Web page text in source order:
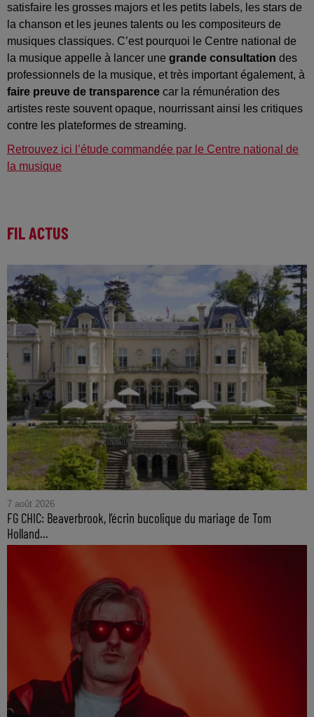
satisfaire les grosses majors et les petits labels, les stars de
la chanson et les jeunes talents ou les compositeurs de
musiques classiques. C’est pourquoi le Centre national de
la musique appelle à lancer une grande consultation des
professionnels de la musique, et très important également, à
faire preuve de transparence car la rémunération des
artistes reste souvent opaque, nourrissant ainsi les critiques
contre les plateformes de streaming.
Retrouvez ici l’étude commandée par le Centre national de
la musique
FIL ACTUS
7 août 2026
FG CHIC: Beaverbrook, l’écrin bucolique du mariage de Tom
Holland...